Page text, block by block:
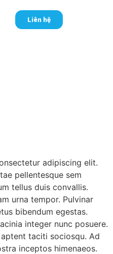
Liên hệ
adipiscing elit.
pellentesque sem
tellus duis convallis.
urna tempor. Pulvinar
bibendum egestas.
integer nunc posuere.
taciti sociosqu. Ad
inceptos himenaeos.